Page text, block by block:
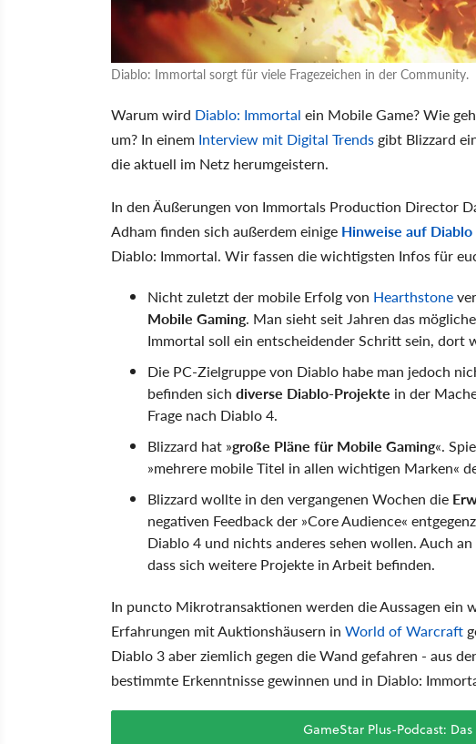
Diablo: Immortal sorgt für viele Fragezeichen in der Community.
Warum wird Diablo: Immortal ein Mobile Game? Wie
um? In einem Interview mit Digital Trends gibt Blizzard
die aktuell im Netz herumgeistern.
In den Äußerungen von Immortals Production Director
Adham finden sich außerdem einige Hinweise auf Diablo
Diablo: Immortal. Wir fassen die wichtigsten Infos für
Nicht zuletzt der mobile Erfolg von Hearthstone
Mobile Gaming. Man sieht seit Jahren das
Immortal soll ein entscheidender Schritt sein, dort
Die PC-Zielgruppe von Diablo habe man jedoch
befinden sich diverse Diablo-Projekte in der
Frage nach Diablo 4.
Blizzard hat »große Pläne für Mobile Gaming«.
»mehrere mobile Titel in allen wichtigen Marken«
Blizzard wollte in den vergangenen Wochen die
negativen Feedback der »Core Audience«
Diablo 4 und nichts anderes sehen wollen. Auch
dass sich weitere Projekte in Arbeit befinden.
In puncto Mikrotransaktionen werden die Aussagen ein
Erfahrungen mit Auktionshäusern in World of Warcraft
Diablo 3 aber ziemlich gegen die Wand gefahren - aus
bestimmte Erkenntnisse gewinnen und in Diablo:
GameStar Plus-Podcast: